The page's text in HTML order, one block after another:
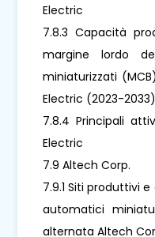
Electric
7.8.3 Capacità
margine lordo
miniaturizzati
Electric (2023-2033)
7.8.4 Principali
Electric
7.9 Altech Corp.
7.9.1 Siti produttivi
automatici
alternata Altech